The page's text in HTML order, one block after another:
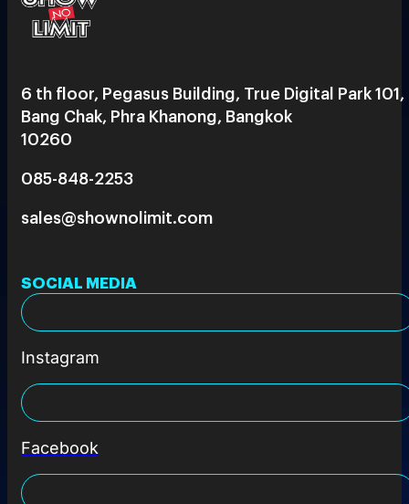
6 th floor, Pegasus Building, True Digital Park 101,
Bang Chak, Phra Khanong, Bangkok
10260
085-848-2253
sales@shownolimit.com
SOCIAL MEDIA
Instagram
Facebook